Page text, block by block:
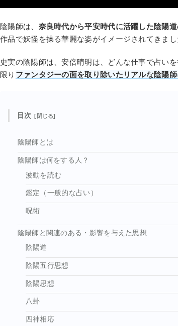
陰陽師は、 奈良時代から平安時代に活躍した陰陽
作品で妖怪を操る華麗な姿がイメージされてきまし
史実の陰陽師は、安倍晴明は、どんな仕事で占い
限り ファンタジーの面を取り除いたリアルな陰陽
目次
陰陽師とは
陰陽師は何をする人？
波動を読む
鑑定（一般的な占い）
呪術
陰陽師と関連のある・影響を与えた思想
陰陽道
陰陽五行思想
陰陽思想
八卦
四神相応